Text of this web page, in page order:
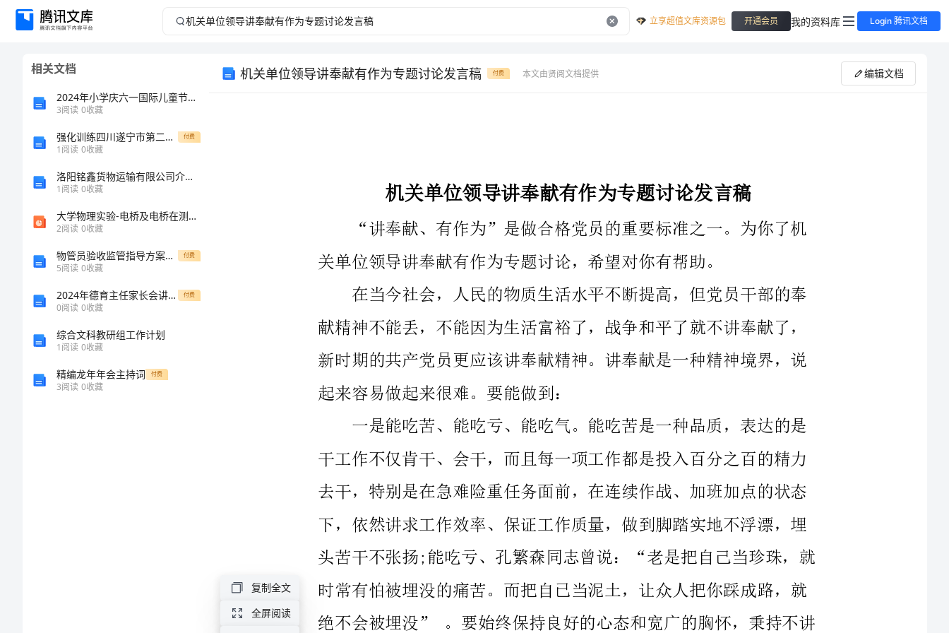
机
立享超值文库资源包 开通会员 我的资料库 Login 腾讯文档
相关文档
2024年小学庆六一国际儿童节活动方案设计
3阅读 0收藏
强化训练四川遂宁市第二中学校数学七年级上册一元一次方程定向练习试题（含答案解析） 付费
1阅读 0收藏
洛阳铭鑫货物运输有限公司介绍企业发展分析报告
1阅读 0收藏
大学物理实验-电桥及电桥在测量中的应用单双桥
2阅读 0收藏
物管员验收监管指导方案范文 付费
5阅读 0收藏
2024年德育主任家长会讲话稿 付费
0阅读 0收藏
综合文科教研组工作计划
1阅读 0收藏
精编龙年年会主持词 付费
3阅读 0收藏
机关单位领导讲奉献有作为专题讨论发言稿 付费 本文由贤阅文档提供 编辑文档
尊重能吃气。能吃气，“海纳百川，有容乃大”，讲求的是保持豁
达的胸襟、平和的心态。
二是不伸手、不计较、不抱怨。“不伸手”表达的是党性，讲
关单位领导讲奉献有作为专题讨论，希望对你有帮助。
在当今社会，人民的物质生活水平不断提高，但党员干部的奉
献精神不能丢，不能因为生活富裕了，战争和平了就不讲奉献了，
一是能吃苦、能吃亏、能吃气。能吃苦是一种品质，表达的是
干工作不仅肯干、会干，而且每一项工作都是投入百分之百的精力
头苦干不张扬;能吃亏、孔繁森同志曾说：“老是把自己当珍珠，就
时常有怕被埋没的痛苦。而把自已当泥土，让众人把你踩成路，就
绝不会被埋没”。要始终保持良好的心态和宽广的胸怀，秉持不讲
复制全文
全屏阅读